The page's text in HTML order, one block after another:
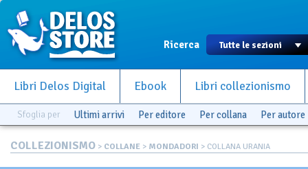
Ricerca
Libri Delos Digital Ebook Libri collezionismo
Sfoglia per Ultimi arrivi Per editore Per collana Per autore
COLLEZIONISMO > COLLANE > MONDADORI > COLLANA URANIA